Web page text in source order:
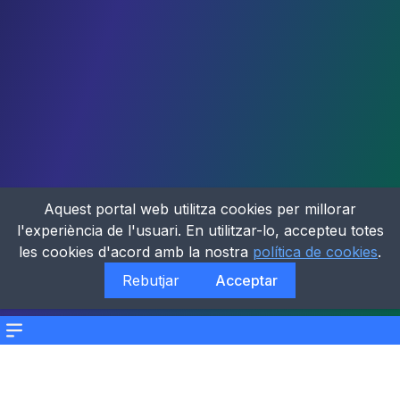
Menu
Aquest portal web utilitza cookies per millorar
l'experiència de l'usuari. En utilitzar-lo, accepteu totes
les cookies d'acord amb la nostra política de cookies.
Rebutjar
Acceptar